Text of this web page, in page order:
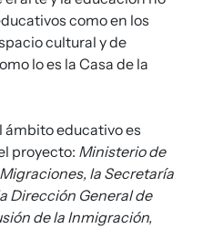
como en los
cultural y de
lo es la Casa de la
ámbito educativo es
proyecto: Ministerio de
la Secretaría
Dirección General de
de la Inmigración,